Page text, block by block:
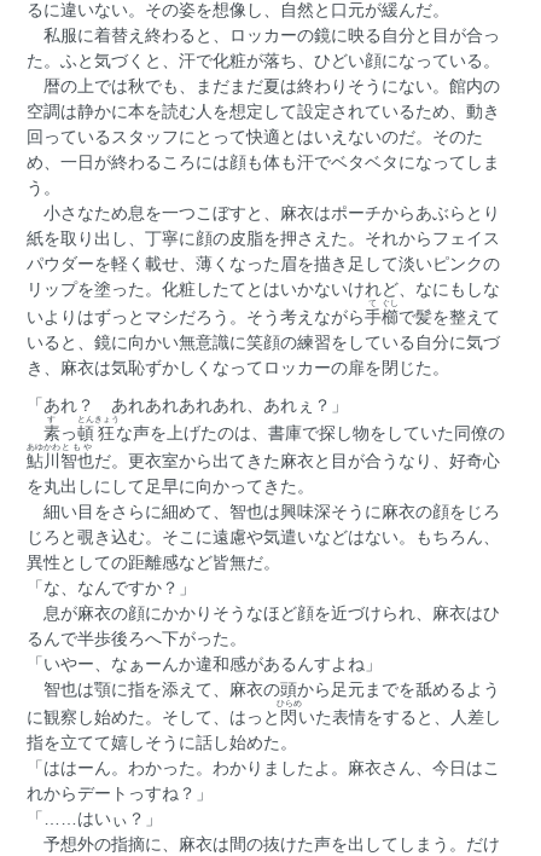
るに違いない。その姿を想像し、自然と口元が緩んだ。
私服に着替え終わると、ロッカーの鏡に映る自分と目が合っ
た。ふと気づくと、汗で化粧が落ち、ひどい顔になっている。
暦の上では秋でも、まだまだ夏は終わりそうにない。館内の
空調は静かに本を読む人を想定して設定されているため、動き
回っているスタッフにとって快適とはいえないのだ。そのた
め、一日が終わるころには顔も体も汗でベタベタになってしま
う。
小さなため息を一つこぼすと、麻衣はポーチからあぶらとり
紙を取り出し、丁寧に顔の皮脂を押さえた。それからフェイス
パウダーを軽く載せ、薄くなった眉を描き足して淡いピンクの
リップを塗った。化粧したてとはいかないけれど、なにもしな
いよりはずっとマシだろう。そう考えながら手
て
櫛
ぐし
で髪を整えて
いると、鏡に向かい無意識に笑顔の練習をしている自分に気づ
き、麻衣は気恥ずかしくなってロッカーの扉を閉じた。
「あれ？ あれあれあれあれ、あれぇ？」
素
す
っ頓
とん
狂
きょう
な声を上げたのは、書庫で探し物をしていた同僚の
鮎川
あゆかわ
智也
ともや
だ。更衣室から出てきた麻衣と目が合うなり、好奇心
を丸出しにして足早に向かってきた。
細い目をさらに細めて、智也は興味深そうに麻衣の顔をじろ
じろと覗き込む。そこに遠慮や気遣いなどはない。もちろん、
異性としての距離感など皆無だ。
「な、なんですか？」
息が麻衣の顔にかかりそうなほど顔を近づけられ、麻衣はひ
るんで半歩後ろへ下がった。
「いやー、なぁーんか違和感があるんすよね」
智也は顎に指を添えて、麻衣の頭から足元までを舐めるよう
に観察し始めた。そして、はっと 閃
ひらめ
いた表情をすると、人差し
指を立てて嬉しそうに話し始めた。
「ははーん。わかった。わかりましたよ。麻衣さん、今日はこ
れからデートっすね？」
「……はいぃ？」
予想外の指摘に、麻衣は間の抜けた声を出してしまう。だけ